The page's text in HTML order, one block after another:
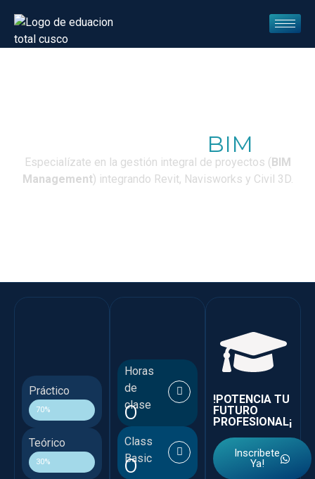
BIM
Especialízate en la gestión integral de proyectos (BIM
Management) integrando Revit, Navisworks y Civil 3D.
!POTENCIA TU
FUTURO
PROFESIONAL¡
Inscribete
Ya!
Horas
de
clase
0
Class
Basic
0
Práctico
70%
Teórico
30%